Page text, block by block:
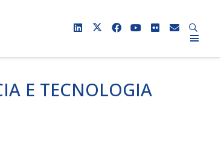
E TECNOLOGIA